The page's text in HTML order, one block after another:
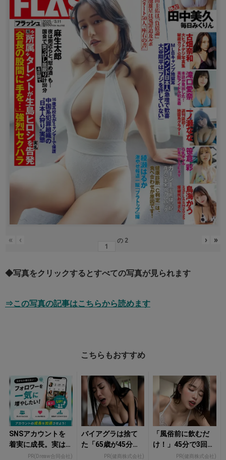
« ‹ の 2 › »
◆写真をクリックするとすべての写真が見られます
⇒この写真の記事はこちらから読めます
こちらもおすすめ
SNSアカウントを
着実に成長。実は
みんなココ使って
PR(Dreaw合同会社)
バイアグラは捨て
た「65歳が45分で3
回戦も余裕」1日31
PR(健商株式会社)
「風俗前に飲むだ
け！」45分で3回戦
も余裕！980円で朝
PR(健商株式会社)